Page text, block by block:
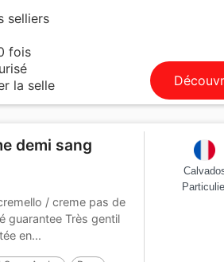
selliers
fois
la selle
demi sang
/ creme pas de
guarantee Très gentil
en...